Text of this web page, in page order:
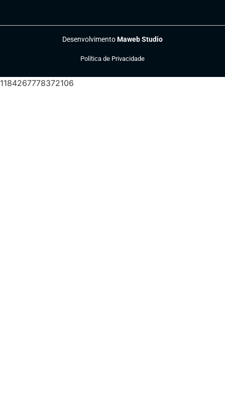
DesenvolvimentoMaweb Studio
Política de Privacidade
1184267778372106